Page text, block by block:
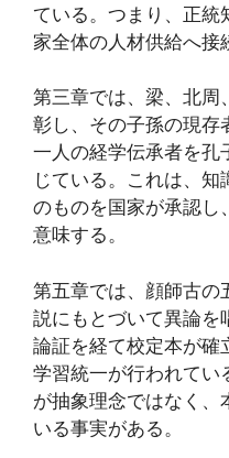
ている。つまり、正統
家全体の人材供給へ接
第三章では、梁、北周
彰し、その子孫の現存
一人の経学伝承者を孔
じている。これは、
のものを国家が承認し
意味する。
第五章では、顔師古の
説にもとづいて異論を
論証を経て校定本が確
学習統一が行われてい
が抽象理念ではなく、
いる事実がある。